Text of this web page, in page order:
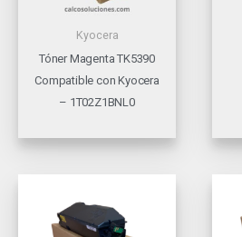
Kyocera
Tóner Magenta TK5390
Compatible con Kyocera
– 1T02Z1BNL0